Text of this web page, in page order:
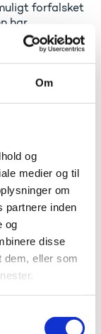
Om
og
medier og til
om
partnere inden
og
disse
dem, eller som
forfalsket
har
og
er slettet i
undersøgt
Dette
bekymring.
ofte
og
i indeksering
blive
til, at der